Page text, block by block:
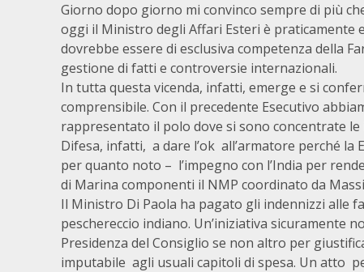
Giorno dopo giorno mi convinco sempre di più
oggi il Ministro degli Affari Esteri è praticamente
dovrebbe essere di esclusiva competenza della
gestione di fatti e controversie internazionali.
In tutta questa vicenda, infatti, emerge e si
comprensibile. Con il precedente Esecutivo
rappresentato il polo dove si sono concentrate le
Difesa, infatti, a dare l’ok all’armatore perché la
per quanto noto – l’impegno con l’India per
di Marina componenti il NMP coordinato da
Il Ministro Di Paola ha pagato gli indennizzi alle
peschereccio indiano. Un’iniziativa sicuramente
Presidenza del Consiglio se non altro per
imputabile agli usuali capitoli di spesa. Un atto